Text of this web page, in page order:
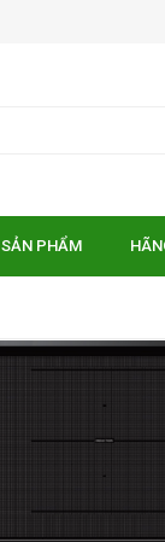
SẢN PHẨM
10.750.000₫